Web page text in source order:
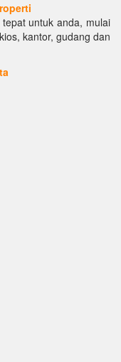
untuk anda, mulai
kantor, gudang dan